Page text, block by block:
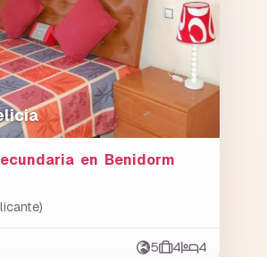
en Benidorm
5 4 4